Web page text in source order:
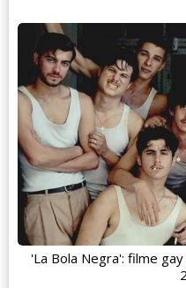
'La Bola Negra': filme